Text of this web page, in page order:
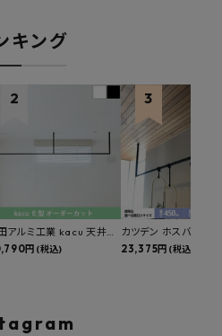
キング
アルミ工業 kacu 天井付
干し E型 サイズオーダー
円 (税込)
カツデン ホスバ 天井
物干し 標準サイズ ス
23,375円 (税込)